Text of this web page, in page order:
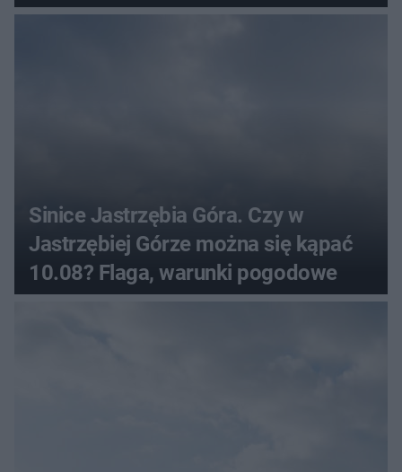
Sinice Jastrzębia Góra. Czy w
Jastrzębiej Górze można się kąpać
10.08? Flaga, warunki pogodowe